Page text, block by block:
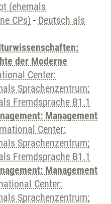
(ehemals
CPs) - Deutsch als
der Moderne
Center:
Sprachenzentrum;
Fremdsprache B1.1
Management
Center:
Sprachenzentrum;
Fremdsprache B1.1
Management
Center:
Sprachenzentrum;